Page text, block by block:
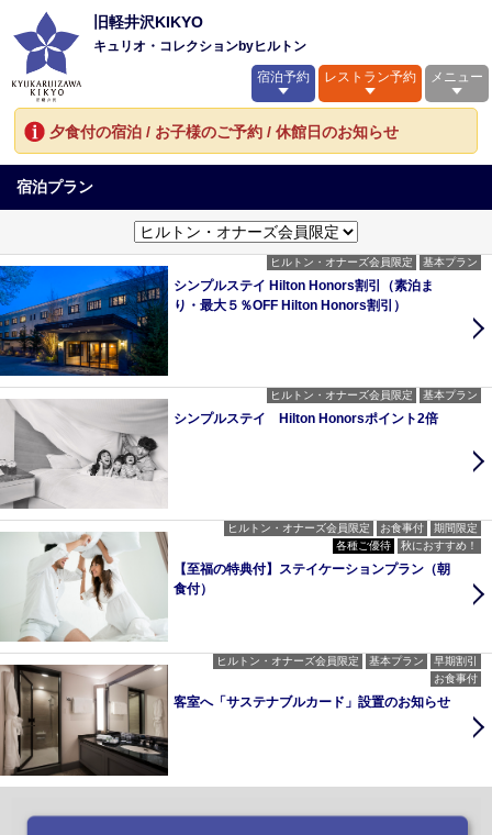
旧軽井沢KIKYO
キュリオ・コレクションbyヒルトン
宿泊予約
レストラン予約 メニュー
夕食付の宿泊 / お子様のご予約 / 休館日のお知らせ
宿泊プラン
ヒルトン・オナーズ会員限定 基本プラン
シンプルステイ Hilton Honors割引（素泊ま
り・最大５％OFF Hilton Honors割引）
ヒルトン・オナーズ会員限定 基本プラン
シンプルステイ Hilton Honorsポイント2倍
ヒルトン・オナーズ会員限定 お食事付
期間限定
各種ご優待
秋におすすめ！
【至福の特典付】ステイケーションプラン（朝
食付）
ヒルトン・オナーズ会員限定 基本プラン
早期割引
お食事付
客室へ「サステナブルカード」設置のお知らせ